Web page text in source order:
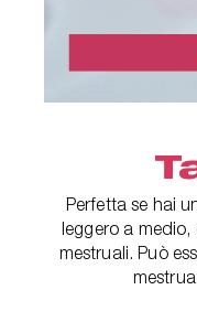
Perfetta se hai
leggero a
mestruali. Può